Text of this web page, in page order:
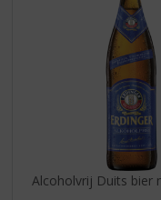
Alcoholvrij Duits bier